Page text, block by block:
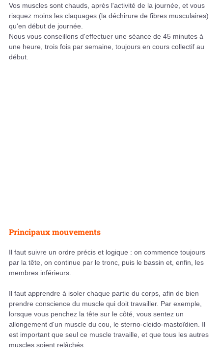
Vos muscles sont chauds, après l'activité de la journée, et vous
risquez moins les claquages (la déchirure de fibres musculaires)
qu'en début de journée.
Nous vous conseillons d'effectuer une séance de 45 minutes à
une heure, trois fois par semaine, toujours en cours collectif au
début.
Principaux mouvements
Il faut suivre un ordre précis et logique : on commence toujours
par la tête, on continue par le tronc, puis le bassin et, enfin, les
membres inférieurs.
Il faut apprendre à isoler chaque partie du corps, afin de bien
prendre conscience du muscle qui doit travailler. Par exemple,
lorsque vous penchez la tête sur le côté, vous sentez un
allongement d'un muscle du cou, le sterno-cleido-mastoïdien. Il
est important que seul ce muscle travaille, et que tous les autres
muscles soient relâchés.